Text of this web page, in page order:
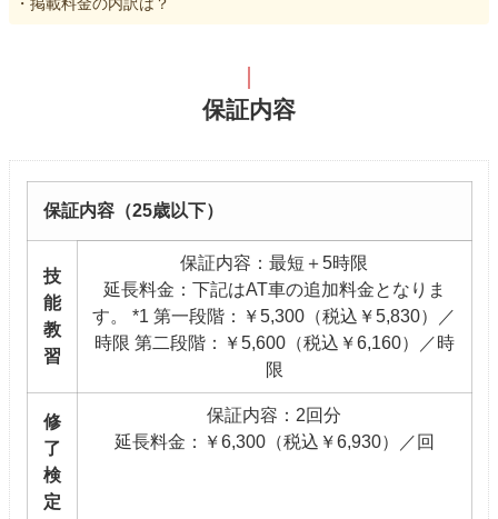
・掲載料金の内訳は？
保証内容
保証内容（25歳以下）
技
能
教
習
保証内容：最短＋5時限
延長料金：下記はAT車の追加料金となりま
す。 *1 第一段階：￥5,300（税込￥5,830）／
時限 第二段階：￥5,600（税込￥6,160）／時
限
修
了
検
定
保証内容：2回分
延長料金：￥6,300（税込￥6,930）／回